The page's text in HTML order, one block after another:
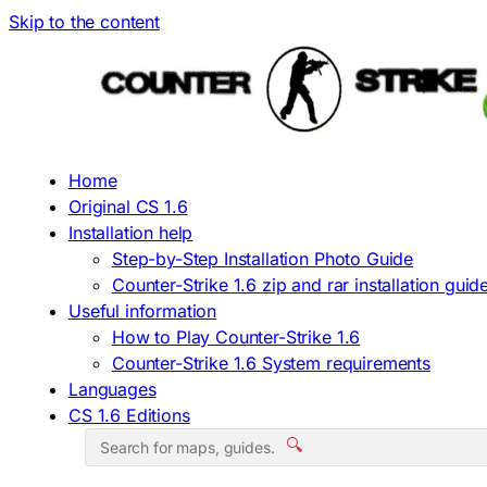
Skip to the content
Home
Original CS 1.6
Installation help
Step-by-Step Installation Photo Guide
Counter-Strike 1.6 zip and rar installation
Useful information
How to Play Counter-Strike 1.6
Counter-Strike 1.6 System requirements
Languages
CS 1.6 Editions
🔍